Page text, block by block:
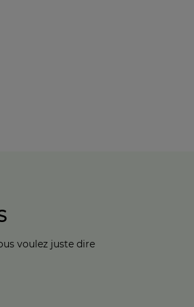
voulez juste dire